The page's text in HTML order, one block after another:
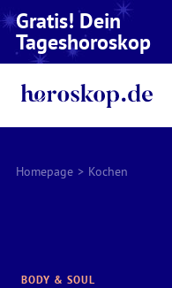
Gratis! Dein
Tageshoroskop
Homepage > Kochen
BODY & SOUL